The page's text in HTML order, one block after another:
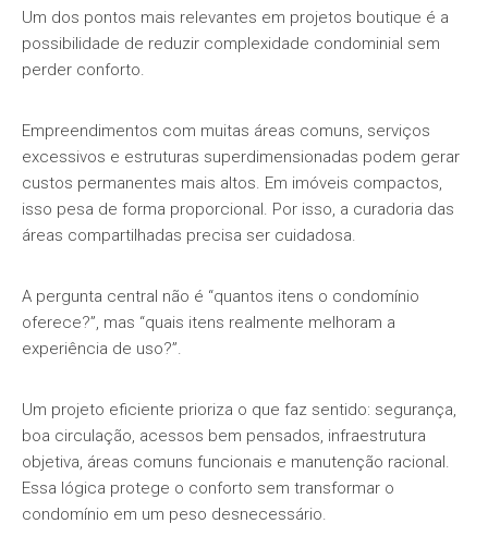
Um dos pontos mais relevantes em projetos boutique é a
possibilidade de reduzir complexidade condominial sem
perder conforto.
Empreendimentos com muitas áreas comuns, serviços
excessivos e estruturas superdimensionadas podem gerar
custos permanentes mais altos. Em imóveis compactos,
isso pesa de forma proporcional. Por isso, a curadoria das
áreas compartilhadas precisa ser cuidadosa.
A pergunta central não é “quantos itens o condomínio
oferece?”, mas “quais itens realmente melhoram a
experiência de uso?”.
Um projeto eficiente prioriza o que faz sentido: segurança,
boa circulação, acessos bem pensados, infraestrutura
objetiva, áreas comuns funcionais e manutenção racional.
Essa lógica protege o conforto sem transformar o
condomínio em um peso desnecessário.